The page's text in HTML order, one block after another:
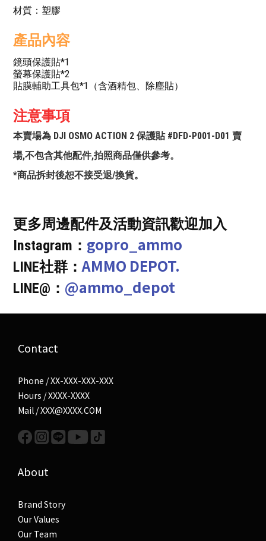
材質：塑膠
產品內容
鏡頭保護貼*1
螢幕保護貼*2
貼膜輔助工具包*1（含酒精包、除塵貼）
注意事項
本賣場為 DJI OSMO ACTION 2 保護貼 #DFD-P001-D01 賣
場,不包含其他配件,拍照商品僅供參考。
*商品拆封後恕不接受退/換貨。
更多周邊配件及活動資訊歡迎加入
Instagram： gopro_ammo
LINE社群：AMMO DEPOT.
LINE@： @ammo_depot
Contact
Phone / XX-XXX-XXX-XXX
Hours / XXXX-XXXX
Mail / XXX@XXXX.COM
About
Brand Story
Our Values
Our Team